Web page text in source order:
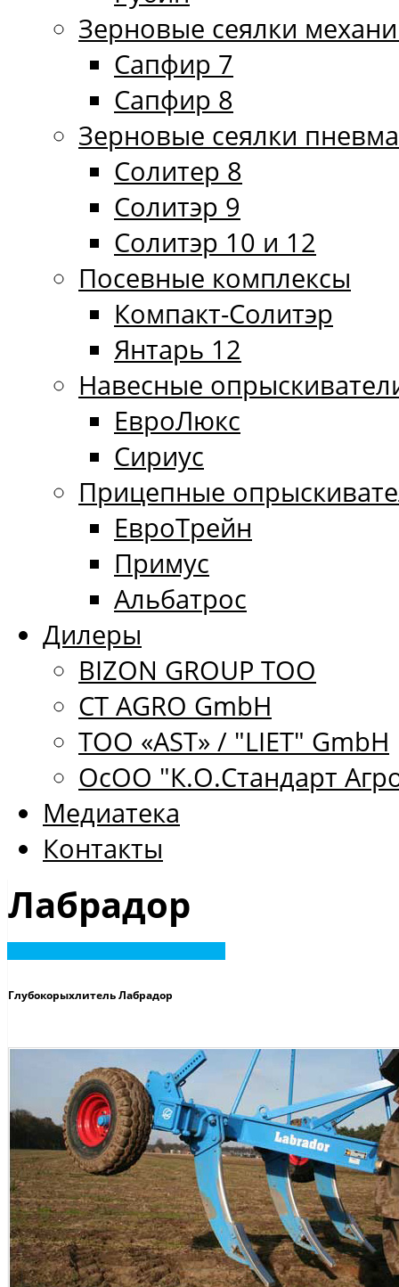
Зерновые сеялки
Сапфир 7
Сапфир 8
Зерновые сеялки
Солитер 8
Солитэр 9
Солитэр 10 и 12
Посевные комплексы
Компакт-Солитэр
Янтарь 12
Навесные
ЕвроЛюкс
Сириус
Прицепные
ЕвроТрейн
Примус
Альбатрос
Дилеры
BIZON GROUP ТОО
CT AGRO GmbH
ТОО «AST» / "LIET" GmbH
ОсОО "К.О.Стандарт
Медиатека
Контакты
Лабрадор
Глубокорыхлитель Лабрадор